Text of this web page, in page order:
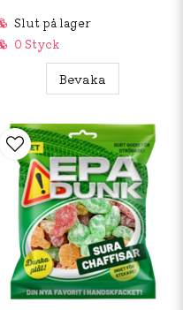
Slut på lager
0 Styck
Bevaka